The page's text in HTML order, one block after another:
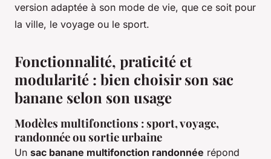
version adaptée à son mode de vie, que ce soit pour
la ville, le voyage ou le sport.
Fonctionnalité, praticité et
modularité : bien choisir son sac
banane selon son usage
Modèles multifonctions : sport, voyage,
randonnée ou sortie urbaine
Un sac banane multifonction randonnée répond